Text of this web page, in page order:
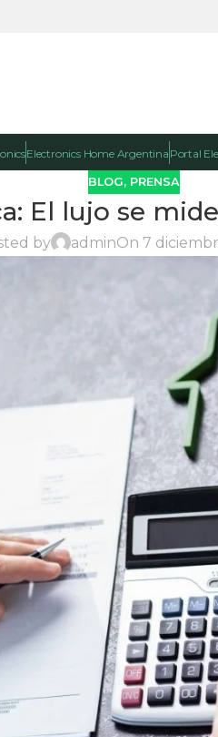
Electronics Home Argentina Portal
BLOG, PRENSA
El lujo se
by adminOn 7